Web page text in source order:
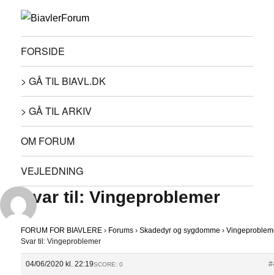
FORSIDE
> GÅ TIL BIAVL.DK
> GÅ TIL ARKIV
OM FORUM
VEJLEDNING
Svar til: Vingeproblemer
FORUM FOR BIAVLERE › Forums › Skadedyr og sygdomme ›
Svar til: Vingeproblemer
04/06/2020 kl. 22:19SCORE: 0